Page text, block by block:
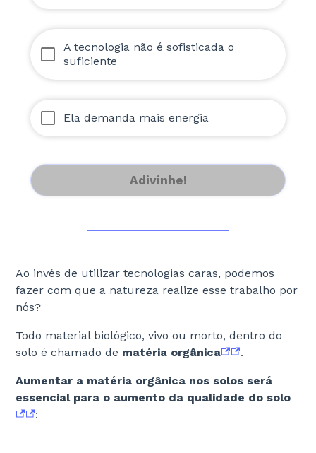
A tecnologia não é sofisticada o
suficiente
Ela demanda mais energia
Adivinhe!
Ao invés de utilizar tecnologias caras, podemos
fazer com que a natureza realize esse trabalho por
nós?
Todo material biológico, vivo ou morto, dentro do
solo é chamado de matéria orgânica .
Aumentar a matéria orgânica nos solos será
essencial para o aumento da qualidade do solo
: